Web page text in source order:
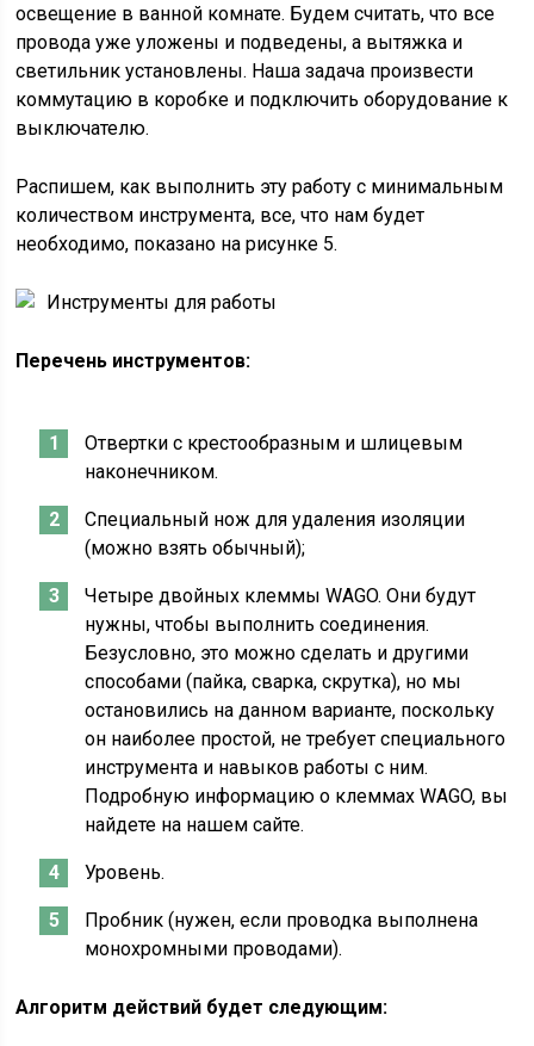
освещение в ванной комнате. Будем считать, что все
провода уже уложены и подведены, а вытяжка и
светильник установлены. Наша задача произвести
коммутацию в коробке и подключить оборудование к
выключателю.
Распишем, как выполнить эту работу с минимальным
количеством инструмента, все, что нам будет
необходимо, показано на рисунке 5.
Инструменты для работы
Перечень инструментов:
Отвертки с крестообразным и шлицевым
наконечником.
Специальный нож для удаления изоляции
(можно взять обычный);
Четыре двойных клеммы WAGO. Они будут
нужны, чтобы выполнить соединения.
Безусловно, это можно сделать и другими
способами (пайка, сварка, скрутка), но мы
остановились на данном варианте, поскольку
он наиболее простой, не требует специального
инструмента и навыков работы с ним.
Подробную информацию о клеммах WAGO, вы
найдете на нашем сайте.
Уровень.
Пробник (нужен, если проводка выполнена
монохромными проводами).
Алгоритм действий будет следующим: